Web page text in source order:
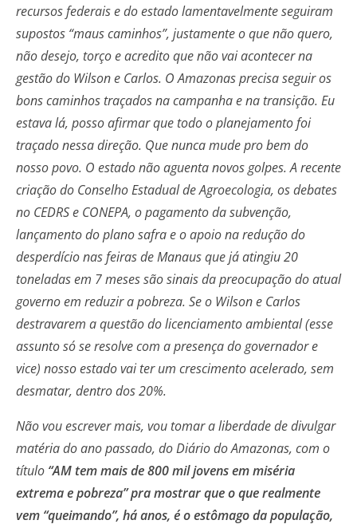
recursos federais e do estado lamentavelmente seguiram
supostos “maus caminhos”, justamente o que não quero,
não desejo, torço e acredito que não vai acontecer na
gestão do Wilson e Carlos. O Amazonas precisa seguir os
bons caminhos traçados na campanha e na transição. Eu
estava lá, posso afirmar que todo o planejamento foi
traçado nessa direção. Que nunca mude pro bem do
nosso povo. O estado não aguenta novos golpes. A recente
criação do Conselho Estadual de Agroecologia, os debates
no CEDRS e CONEPA, o pagamento da subvenção,
lançamento do plano safra e o apoio na redução do
desperdício nas feiras de Manaus que já atingiu 20
toneladas em 7 meses são sinais da preocupação do atual
governo em reduzir a pobreza. Se o Wilson e Carlos
destravarem a questão do licenciamento ambiental (esse
assunto só se resolve com a presença do governador e
vice) nosso estado vai ter um crescimento acelerado, sem
desmatar, dentro dos 20%.
Não vou escrever mais, vou tomar a liberdade de divulgar
matéria do ano passado, do Diário do Amazonas, com o
título “AM tem mais de 800 mil jovens em miséria
extrema e pobreza” pra mostrar que o que realmente
vem “queimando”, há anos, é o estômago da população,